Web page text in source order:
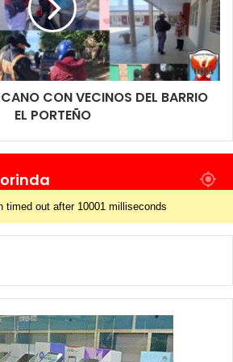
CON VECINOS DEL BARRIO
EL PORTEÑO
timed out after 10001 milliseconds